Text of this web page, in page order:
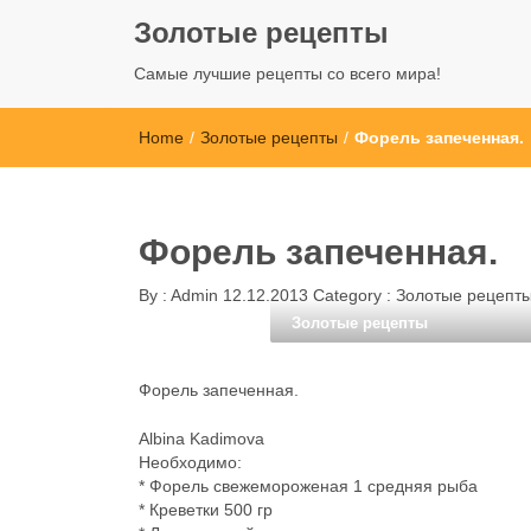
Золотые рецепты
Самые лучшие рецепты со всего мира!
Home / Золотые рецепты / Форель запеченная.
Форель запеченная.
By : Admin 12.12.2013 Category : Золотые
Золотые рецепты
Форель запеченная.
Albina Kadimova
Необходимо:
* Форель свежемороженая 1 средняя рыба
* Креветки 500 гр